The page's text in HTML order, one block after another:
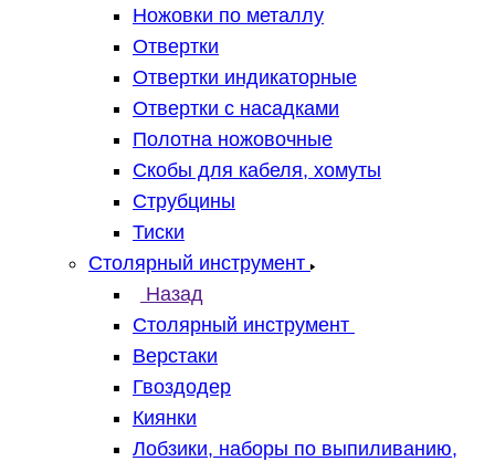
Ножовки по металлу
Отвертки
Отвертки индикаторные
Отвертки с насадками
Полотна ножовочные
Скобы для кабеля, хомуты
Струбцины
Тиски
Столярный инструмент
Назад
Столярный инструмент
Верстаки
Гвоздодер
Киянки
Лобзики, наборы по выпиливанию,